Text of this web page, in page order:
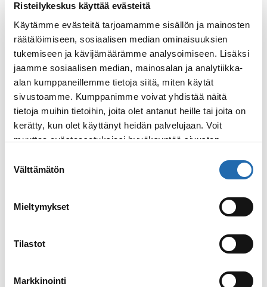
Risteilykeskus käyttää evästeitä
Käytämme evästeitä tarjoamamme sisällön ja mainosten
räätälöimiseen, sosiaalisen median ominaisuuksien
tukemiseen ja kävijämäärämme analysoimiseen. Lisäksi
jaamme sosiaalisen median, mainosalan ja analytiikka-
alan kumppaneillemme tietoja siitä, miten käytät
sivustoamme. Kumppanimme voivat yhdistää näitä
tietoja muihin tietoihin, joita olet antanut heille tai joita on
kerätty, kun olet käyttänyt heidän palvelujaan. Voit
muuttaa evästeasetuksiesi hyväksyntää sivuston
valinta
Välttämätön
Mieltymykset
Tilastot
Markkinointi
matkailussa on pidetty suuressa arvossa
eurooppalaisilla ja amerikkalaisilla
tutkimusmatkoilla, joilla paikalliset ovat
toimineet joko oppaina tai pelastajina.
Sijaintinsa ansiosta Thulen alue on itse
asiassa ollut luonnollinen aloituspaikka
monille pohjoisnavalle suuntaaville
matkailijoille.
Thulen alueella vietettävien päivien aikan
mukaan. Näiden päivien aikana pyritään
paikallisyhteisöissä, nousemaan maihin
seilaamaan pitkin jäisiä vesiväyliä ja –
arktisen alueen jättiläisiä. Näihin kuuluvat